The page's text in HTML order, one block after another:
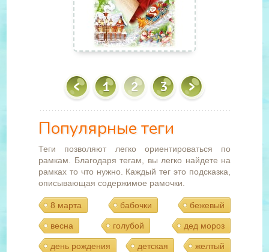
1 2 3
Популярные теги
Теги позволяют легко ориентироваться по
рамкам. Благодаря тегам, вы легко найдете на
рамках то что нужно. Каждый тег это подсказка,
описывающая содержимое рамочки.
8 марта бабочки бежевый
весна голубой дед мороз
день рождения детская желтый